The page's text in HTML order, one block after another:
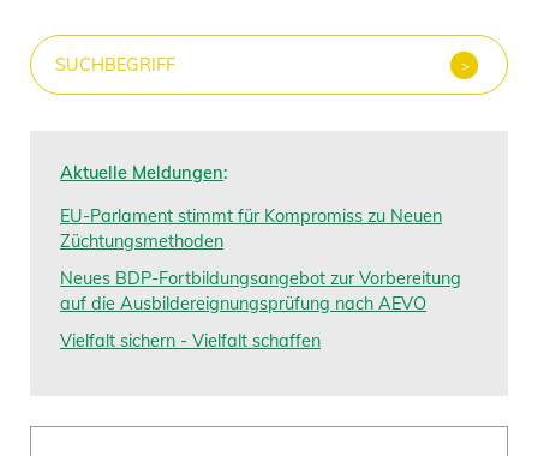
Aktuelle Meldungen:
EU-Parlament stimmt für Kompromiss zu Neuen
Züchtungsmethoden
Neues BDP-Fortbildungsangebot zur Vorbereitung
auf die Ausbildereignungsprüfung nach AEVO
Vielfalt sichern - Vielfalt schaffen